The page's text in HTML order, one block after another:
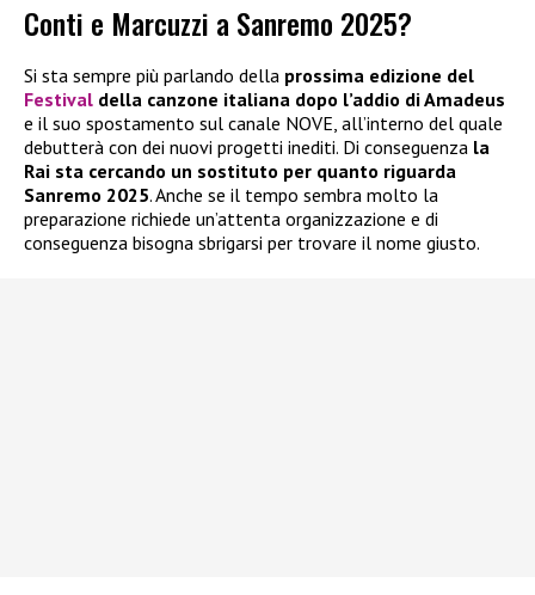
Conti e Marcuzzi a Sanremo 2025?
Si sta sempre più parlando della prossima edizione del
Festival della canzone italiana dopo l’addio di Amadeus
e il suo spostamento sul canale NOVE, all’interno del quale
debutterà con dei nuovi progetti inediti. Di conseguenza la
Rai sta cercando un sostituto per quanto riguarda
Sanremo 2025. Anche se il tempo sembra molto la
preparazione richiede un’attenta organizzazione e di
conseguenza bisogna sbrigarsi per trovare il nome giusto.